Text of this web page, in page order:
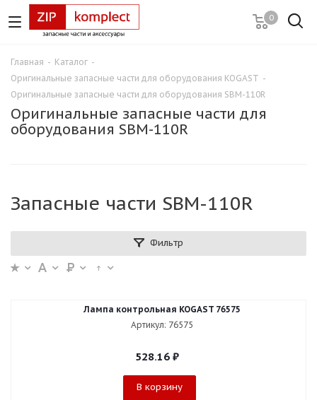
0
Главная - Каталог -
Оригинальные запасные части для оборудования KOGAST -
Оригинальные запасные части для оборудования SBM-110R
Оригинальные запасные части для
оборудования SBM-110R
Запасные части SBM-110R
Фильтр
Лампа контрольная KOGAST 76575
Артикул: 76575
528.16₽
В корзину